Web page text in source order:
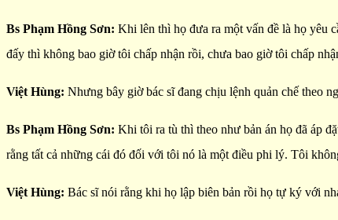
Bs Phạm Hồng Sơn: Khi lên thì họ đưa ra một vấn đề là họ yêu
đấy thì không bao giờ tôi chấp nhận rồi, chưa bao giờ tôi chấp
Việt Hùng: Nhưng bây giờ bác sĩ đang chịu lệnh quản chế theo
Bs Phạm Hồng Sơn: Khi tôi ra tù thì theo như bản án họ đã áp
rằng tất cả những cái đó đối với tôi nó là một điều phi lý. Tôi
Việt Hùng: Bác sĩ nói rằng khi họ lập biên bản rồi họ tự ký với